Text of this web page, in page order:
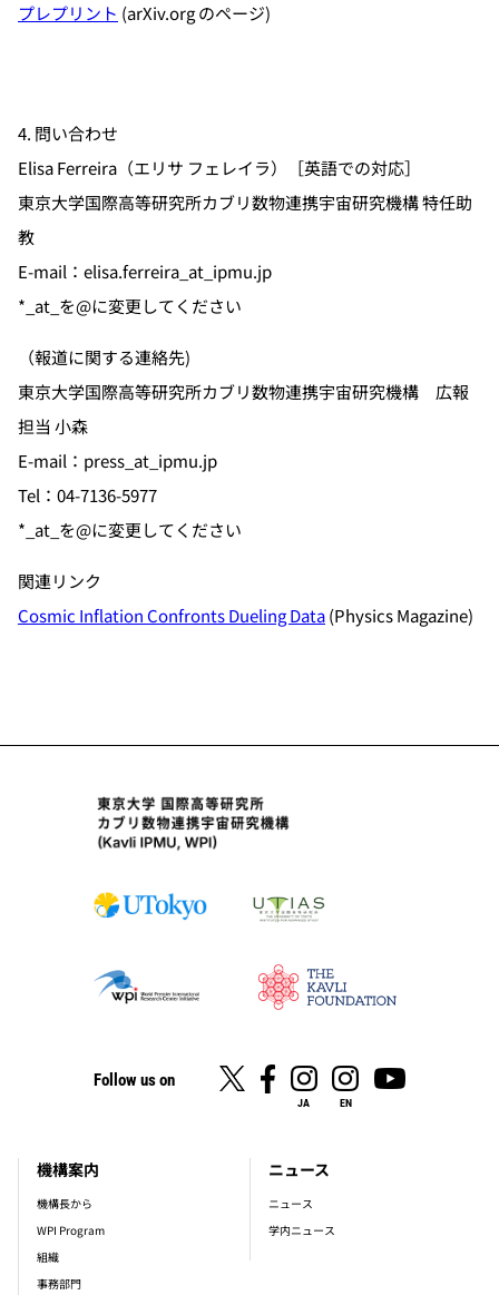
プレプリント (arXiv.org のページ)
4. 問い合わせ
Elisa Ferreira（エリサ フェレイラ）［英語での対応］
東京大学国際高等研究所カブリ数物連携宇宙研究機構 特任助
教
E-mail：elisa.ferreira_at_ipmu.jp
*_at_を@に変更してください
（報道に関する連絡先)
東京大学国際高等研究所カブリ数物連携宇宙研究機構 広報
担当 小森
E-mail：press_at_ipmu.jp
Tel：04-7136-5977
*_at_を@に変更してください
関連リンク
Cosmic Inflation Confronts Dueling Data(Physics Magazine)
Follow us on
JA EN
footer_main_menu
機構案内
機構長から
WPI Program
組織
事務部門
ニュース
ニュース
学内ニュース